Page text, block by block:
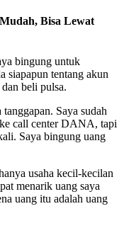
Bisa Lewat
bingung untuk
siapapun tentang akun
beli pulsa.
Saya sudah
call center DANA, tapi
Saya bingung uang
usaha kecil-kecilan
menarik uang saya
uang itu adalah uang